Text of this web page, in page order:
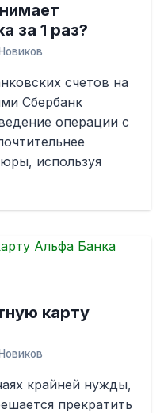
за 1 раз?
счетов на
Сбербанк
операции с
используя
карту
крайней нужды,
прекратить